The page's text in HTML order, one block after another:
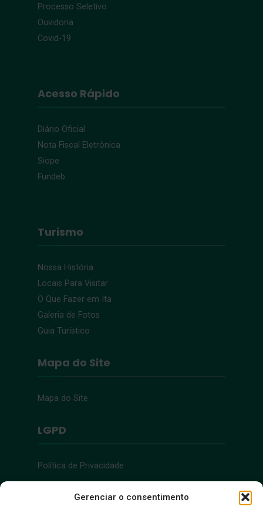
Gerenciar o consentimento
Processo Seletivo
Ouvidoria
Covid-19
Acesso Rápido
Diário Oficial
Nota Fiscal Eletrônica
Siope
Fundeb
Turismo
Nossa História
Locais Para Visitar
O Que Fazer em Ita
Galeria de Fotos
Guia Turístico
Mapa do Site
Mapa do Site
LGPD
Política de Privacidade
Acessibilidade